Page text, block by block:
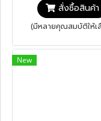
สั่งซื้อสินค้า
(มีหลายคุณสมบัติให้เ
New